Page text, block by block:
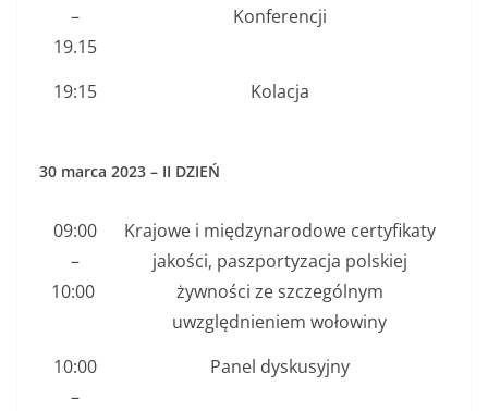
–
19.15
Konferencji
19:15 Kolacja
30 marca 2023 – II DZIEŃ
09:00
–
10:00
Krajowe i międzynarodowe certyfikaty
jakości, paszportyzacja polskiej
żywności ze szczególnym
uwzględnieniem wołowiny
10:00
–
Panel dyskusyjny